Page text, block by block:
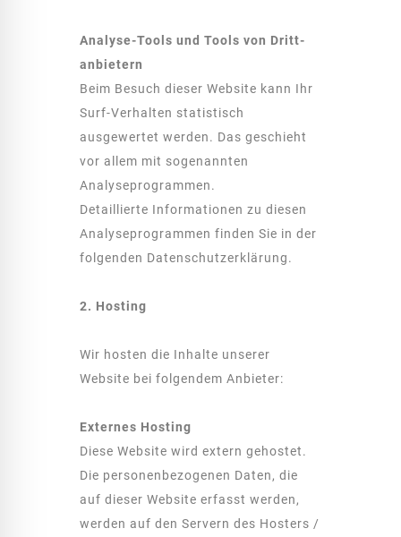
Analyse-Tools und Tools von Dritt­
anbietern
Beim Besuch dieser Website kann Ihr
Surf-Verhalten statistisch
ausgewertet werden. Das geschieht
vor allem mit sogenannten
Analyseprogrammen.
Detaillierte Informationen zu diesen
Analyseprogrammen finden Sie in der
folgenden Datenschutzerklärung.
2. Hosting
Wir hosten die Inhalte unserer
Website bei folgendem Anbieter:
Externes Hosting
Diese Website wird extern gehostet.
Die personenbezogenen Daten, die
auf dieser Website erfasst werden,
werden auf den Servern des Hosters /